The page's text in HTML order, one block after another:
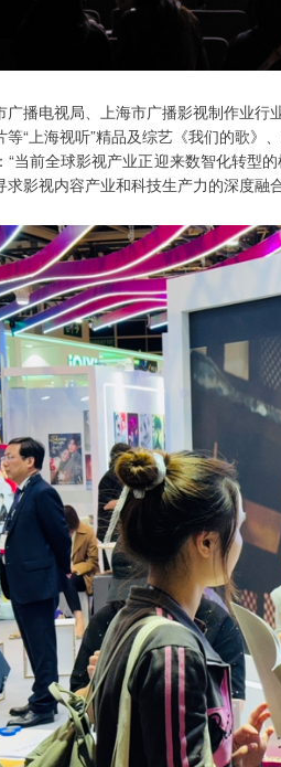
广播电视局、上海市广播影视制作业行
等“上海视听”精品及综艺《我们的歌
“当前全球影视产业正迎来数智化转型
求影视内容产业和科技生产力的深度